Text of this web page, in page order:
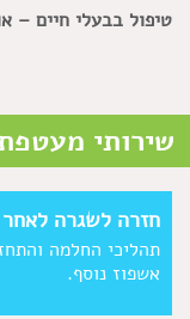
טיפול בבעלי חיים –
שירותי מעטפת
חזרה לשגרה לאחר
תהליכי החלמה
אשפוז נוסף.